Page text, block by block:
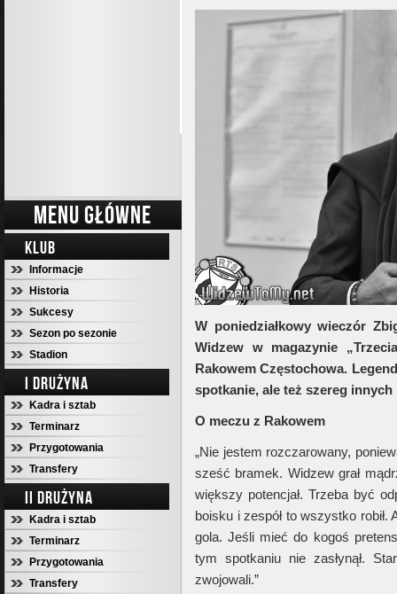
MENU GŁÓWNE
KLUB
Informacje
Historia
Sukcesy
Sezon po sezonie
Stadion
I DRUŻYNA
Kadra i sztab
Terminarz
Przygotowania
Transfery
II DRUŻYNA
Kadra i sztab
Terminarz
Przygotowania
Transfery
W poniedziałkowy wieczór
Widzew w magazynie
Rakowem Częstochowa.
spotkanie, ale też szereg
O meczu z Rakowem
„Nie jestem rozczarowany,
sześć bramek. Widzew grał
większy potencjał. Trzeba być
boisku i zespół to wszystko
gola. Jeśli mieć do kogoś
tym spotkaniu nie zasłynął.
zwojowali.”